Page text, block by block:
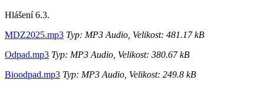
Hlášení 6.3.
MDZ2025.mp3 Typ: MP3 Audio, Velikost: 481.17 kB
Odpad.mp3 Typ: MP3 Audio, Velikost: 380.67 kB
Bioodpad.mp3 Typ: MP3 Audio, Velikost: 249.8 kB